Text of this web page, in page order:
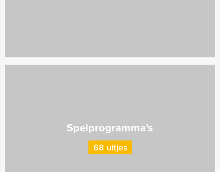
Spelprogramma's
68 uitjes